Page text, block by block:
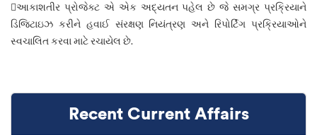
આકાશતીર પ્રોજેક્ટ એ એક અદ્યતન પહેલ છે જે સમગ્ર પ્રક્રિયાને
ડિજિટાઇઝ કરીને હવાઈ સંરક્ષણ નિયંત્રણ અને રિપોર્ટિંગ પ્રક્રિયાઓને
સ્વચાલિત કરવા માટે રચાયેલ છે.
Recent Current Affairs